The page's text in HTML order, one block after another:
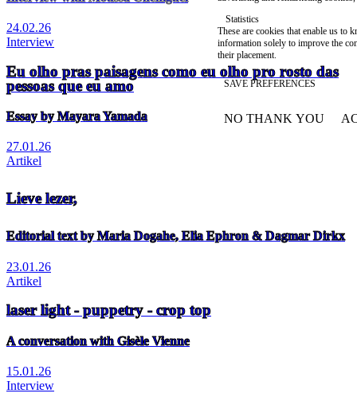
24.02.26
Interview
Eu olho pras paisagens como eu olho pro rosto das
pessoas que eu amo
Essay by Mayara Yamada
27.01.26
Artikel
Lieve lezer,
Editorial text by Maria Dogahe, Elia Ephron & Dagmar Dirkx
23.01.26
Artikel
laser light - puppetry - crop top
A conversation with Gisèle Vienne
15.01.26
Interview
Statistics
These are cookies that enable us to
information solely to improve the
their placement.
SAVE PREFERENCES
NO THANK YOU
WITHDRAW